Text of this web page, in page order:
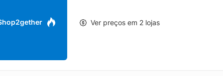
Ver preços em 2 lojas